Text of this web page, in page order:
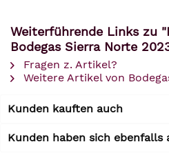
Weiterführende Links zu
Bodegas Sierra Norte
Fragen z. Artikel?
Weitere Artikel von
Kunden kauften auch
Kunden haben sich ebenfalls